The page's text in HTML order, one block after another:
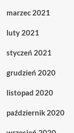
marzec 2021
luty 2021
styczeń 2021
grudzień 2020
listopad 2020
październik 2020